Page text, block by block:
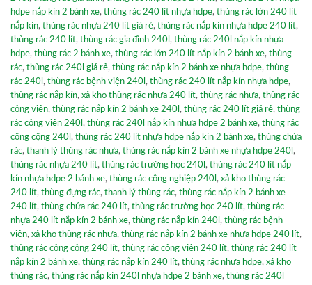
hdpe nắp kín 2 bánh xe, thùng rác 240 lít nhựa hdpe, thùng rác lớn 240 lít
nắp kín, thùng rác nhựa 240 lít giá rẻ, thùng rác nắp kín nhựa hdpe 240 lít,
thùng rác 240 lít, thùng rác gia đình 240l , thùng rác 240l nắp kín nhựa
hdpe, thùng rác 2 bánh xe, thùng rác lớn 240 lít nắp kín 2 bánh xe, thùng
rác, thùng rác 240l giá rẻ, thùng rác nắp kín 2 bánh xe nhựa hdpe, thùng
rác 240l , thùng rác bệnh viện 240l , thùng rác 240 lít nắp kín nhựa hdpe,
thùng rác nắp kín, xả kho thùng rác nhựa 240 lít, thùng rác nhựa, thùng rác
công viên, thùng rác nắp kín 2 bánh xe 240l , thùng rác 240 lít giá rẻ, thùng
rác công viên 240l , thùng rác 240l nắp kín nhựa hdpe 2 bánh xe, thùng rác
công cộng 240l , thùng rác 240 lít nhựa hdpe nắp kín 2 bánh xe, thùng chứa
rác, thanh lý thùng rác nhựa, thùng rác nắp kín 2 bánh xe nhựa hdpe 240l ,
thùng rác nhựa 240 lít, thùng rác trường học 240l , thùng rác 240 lít nắp
kín nhựa hdpe 2 bánh xe, thùng rác công nghiệp 240l , xả kho thùng rác
240 lít, thùng đựng rác, thanh lý thùng rác, thùng rác nắp kín 2 bánh xe
240 lít, thùng chứa rác 240 lít, thùng rác trường học 240 lít, thùng rác
nhựa 240 lít nắp kín 2 bánh xe, thùng rác nắp kín 240l , thùng rác bệnh
viện, xả kho thùng rác nhựa, thùng rác nắp kín 2 bánh xe nhựa hdpe 240 lít,
thùng rác công cộng 240 lít, thùng rác công viên 240 lít, thùng rác 240 lít
nắp kín 2 bánh xe, thùng rác nắp kín 240 lít, thùng rác nhựa hdpe, xả kho
thùng rác, thùng rác nắp kín 240l nhựa hdpe 2 bánh xe, thùng rác 240l